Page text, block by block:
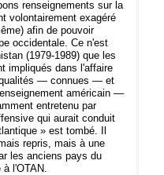
renseignements sur la
volontairement exagéré
afin de pouvoir
occidentale. Ce n'est
(1979-1989) que les
impliqués dans l'affaire
— connues — et
américain —
entretenu par
qui aurait conduit
» est tombé. Il
repris, mais à une
les anciens pays du
l'OTAN.